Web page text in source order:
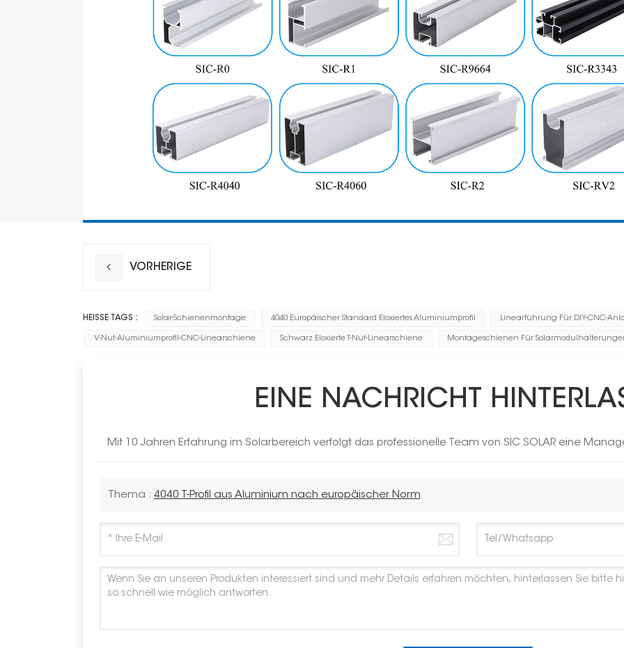
VORHERIGE
HEISSE TAGS : Solar-Schienenmontage 4040 Europäischer Standard Eloxiertes Aluminiumprofil Linearführung Für DIY-CNC-
V-Nut-Aluminiumprofil-CNC-Linearschiene Schwarz Eloxierte T-Nut-Linearschiene Montageschienen Für
EINE NACHRICHT
Mit 10 Jahren Erfahrung im Solarbereich verfolgt das professionelle Team von SIC SOLAR eine
Thema : 4040 T-Profil aus Aluminium nach europäischer Norm